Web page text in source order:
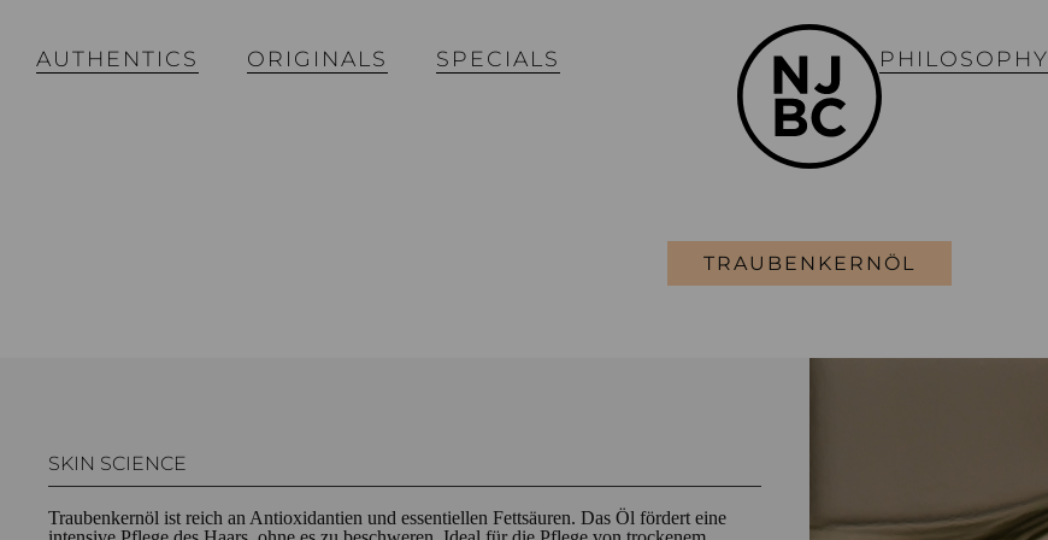
AUTHENTICS ORIGINALS SPECIALS PHILOSOPHY
TRAUBENKERNÖL
SKIN SCIENCE
Traubenkernöl ist reich an Antioxidantien und essentiellen Fettsäuren. Das Öl fördert eine